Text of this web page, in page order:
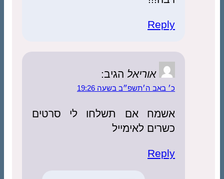
Reply
אוריאל הגיב:
כ׳ באב ה׳תשפ״ב בשעה 19:26
אשמח אם תשלחו לי סרטים
כשרים לאימייל
Reply